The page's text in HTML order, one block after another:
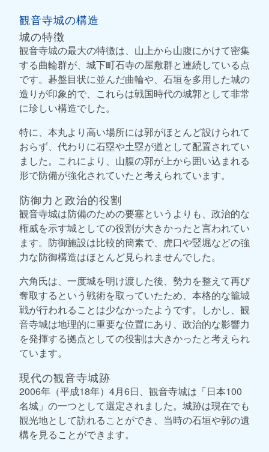
観音寺城の構造
城の特徴
観音寺城の最大の特徴は、山上から山腹にかけて密集
する曲輪群が、城下町石寺の屋敷群と連続している点
です。碁盤目状に並んだ曲輪や、石垣を多用した城の
造りが印象的で、これらは戦国時代の城郭として非常
に珍しい構造でした。
特に、本丸より高い場所には郭がほとんど設けられて
おらず、代わりに石塁や土塁が道として配置されてい
ました。これにより、山腹の郭が上から囲い込まれる
形で防備が強化されていたと考えられています。
防御力と政治的役割
観音寺城は防備のための要塞というよりも、政治的な
権威を示す城としての役割が大きかったと言われてい
ます。防御施設は比較的簡素で、虎口や竪堀などの強
力な防御構造はほとんど見られませんでした。
六角氏は、一度城を明け渡した後、勢力を整えて再び
奪取するという戦術を取っていたため、本格的な籠城
戦が行われることは少なかったようです。しかし、観
音寺城は地理的に重要な位置にあり、政治的な影響力
を発揮する拠点としての役割は大きかったと考えられ
ています。
現代の観音寺城跡
2006年（平成18年）4月6日、観音寺城は「日本100
名城」の一つとして選定されました。城跡は現在でも
観光地として訪れることができ、当時の石垣や郭の遺
構を見ることができます。